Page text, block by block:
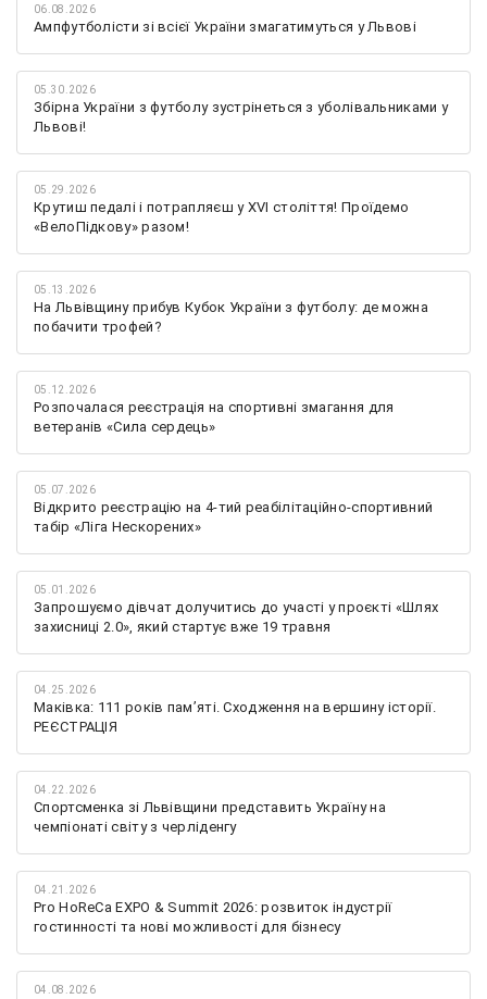
06.08.2026
Ампфутболісти зі всієї України змагатимуться у Львові
05.30.2026
Збірна України з футболу зустрінеться з уболівальниками у
Львові!
05.29.2026
Крутиш педалі і потрапляєш у XVI століття! Проїдемо
«ВелоПідкову» разом!
05.13.2026
На Львівщину прибув Кубок України з футболу: де можна
побачити трофей?
05.12.2026
Розпочалася реєстрація на спортивні змагання для
ветеранів «Сила сердець»
05.07.2026
Відкрито реєстрацію на 4-тий реабілітаційно-спортивний
табір «Ліга Нескорених»
05.01.2026
Запрошуємо дівчат долучитись до участі у проєкті «Шлях
захисниці 2.0», який стартує вже 19 травня
04.25.2026
Маківка: 111 років пам’яті. Сходження на вершину історії.
РЕЄСТРАЦІЯ
04.22.2026
Спортсменка зі Львівщини представить Україну на
чемпіонаті світу з черліденгу
04.21.2026
Pro HoReCa EXPO & Summit 2026: розвиток індустрії
гостинності та нові можливості для бізнесу
04.08.2026